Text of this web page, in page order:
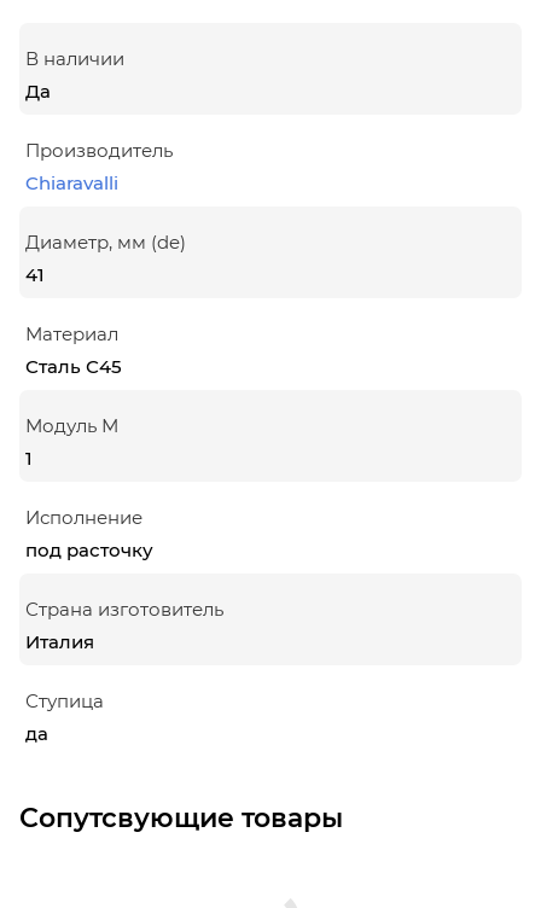
В наличии
Да
Производитель
Chiaravalli
Диаметр, мм (de)
41
Материал
Сталь С45
Модуль М
1
Исполнение
под расточку
Страна изготовитель
Италия
Ступица
да
Сопутсвующие товары